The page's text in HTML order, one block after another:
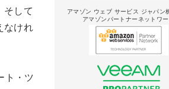
そして
なけれ
ト・ツ
アマゾン ウェブ サービス ジャパン
アマゾンパートナーネットワー